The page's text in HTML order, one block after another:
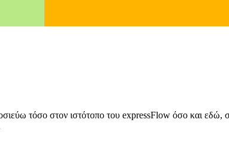
τόσο στον ιστότοπο του expressFlow όσο και εδώ,